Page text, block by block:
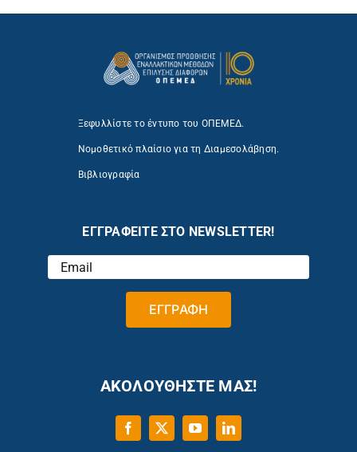
Ξεφυλλίστε το έντυπο του ΟΠΕΜΕΔ.
Νομοθετικό πλαίσιο για τη Διαμεσολάβηση.
Βιβλιογραφία
ΕΓΓΡΑΦΕΙΤΕ ΣΤΟ NEWSLETTER!
ΑΚΟΛΟΥΘΗΣΤΕ ΜΑΣ!